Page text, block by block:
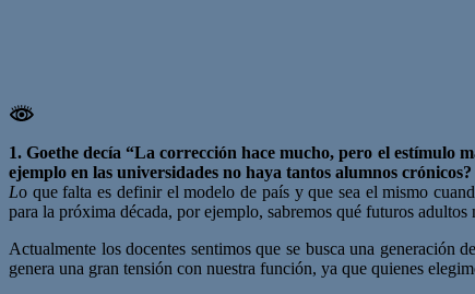
1. Goethe decía “La corrección hace mucho, pero el estímulo
ejemplo en las universidades no haya tantos alumnos crónicos?
Lo que falta es definir el modelo de país y que sea el mismo
para la próxima década, por ejemplo, sabremos qué futuros
Actualmente los docentes sentimos que se busca una
genera una gran tensión con nuestra función, ya que quienes